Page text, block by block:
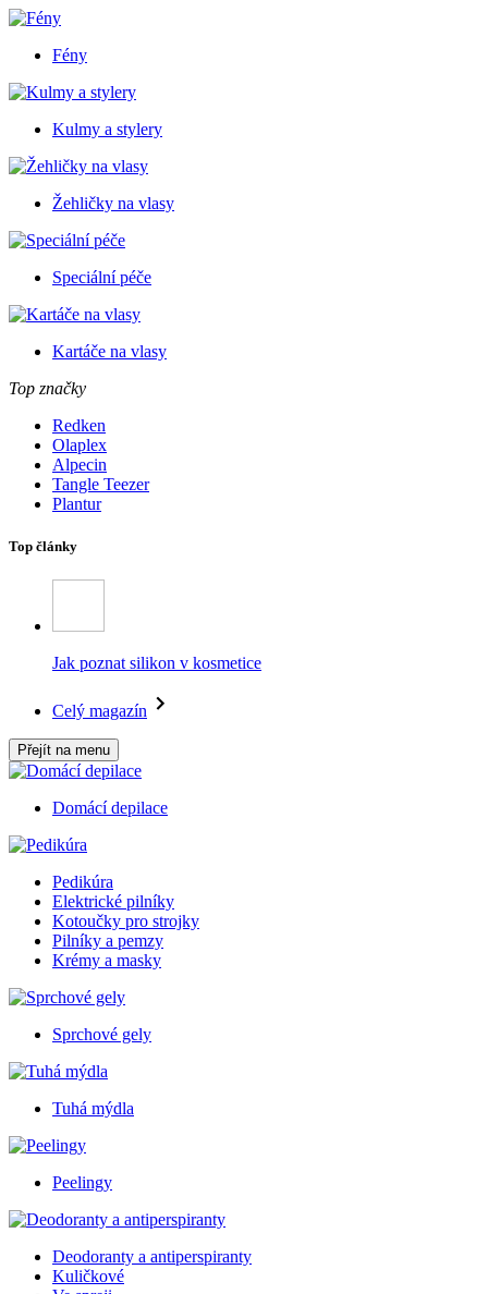
Fény
Kulmy a stylery
Žehličky na vlasy
Speciální péče
Kartáče na vlasy
Top značky
Redken
Olaplex
Alpecin
Tangle Teezer
Plantur
Top články
Jak poznat silikon v kosmetice
Celý magazín
Přejít na menu
Domácí depilace
Pedikúra
Elektrické pilníky
Kotoučky pro strojky
Pilníky a pemzy
Krémy a masky
Sprchové gely
Tuhá mýdla
Peelingy
Deodoranty a antiperspiranty
Kuličkové